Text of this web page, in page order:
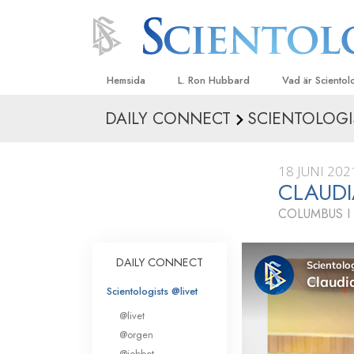
Hemsida L. Ron Hubbard Vad är
Trossatser och
Vad
Scientology
Träffa en
Inne i en Kyrka
Scientologys
En introduktion
Kärlek och hat –
Vad är storhet?
DAILY CONNECT
18 JUNI
COLUMBUS
DAILY CONNECT
Scientologists @livet
@livet
@orgen